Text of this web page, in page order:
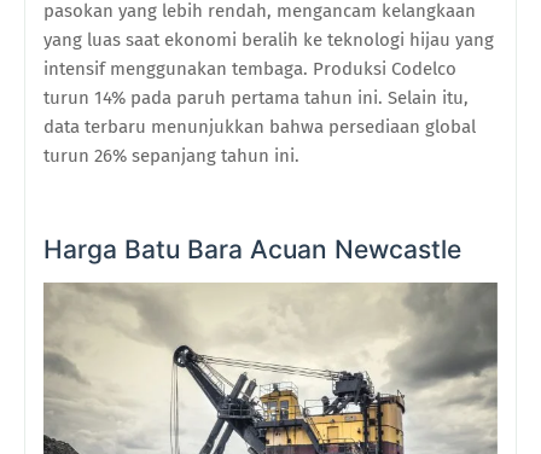
pasokan yang lebih rendah, mengancam kelangkaan
yang luas saat ekonomi beralih ke teknologi hijau yang
intensif menggunakan tembaga. Produksi Codelco
turun 14% pada paruh pertama tahun ini. Selain itu,
data terbaru menunjukkan bahwa persediaan global
turun 26% sepanjang tahun ini.
Harga Batu Bara Acuan Newcastle